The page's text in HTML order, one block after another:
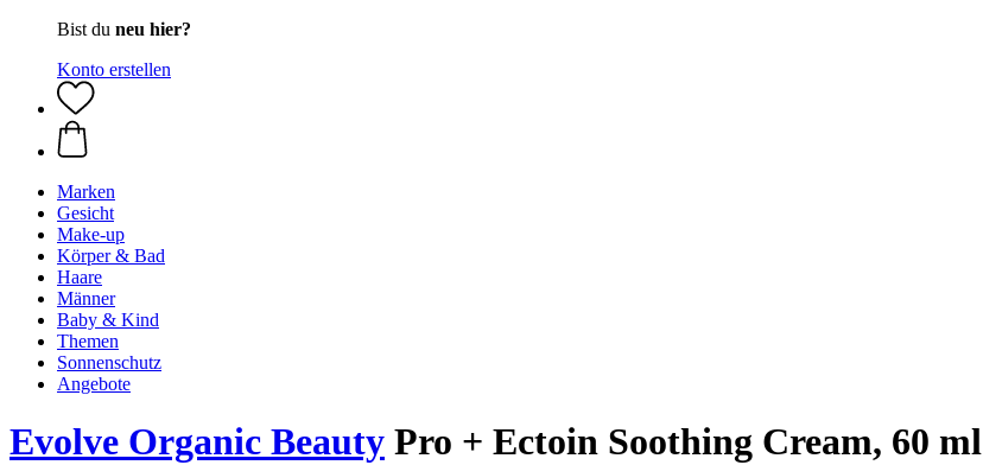
Bist du neu hier?
Konto erstellen
Marken
Gesicht
Make-up
Körper & Bad
Haare
Männer
Baby & Kind
Themen
Sonnenschutz
Angebote
Evolve Organic Beauty Pro + Ectoin Soothing Cream, 60 ml